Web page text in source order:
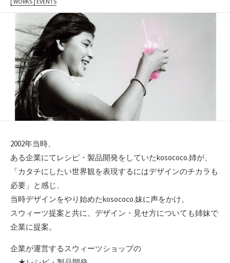
ー
2002年当時、
ある企業にてレシピ・製品開発をしていたkosococo.姉が、
「カタチにしたい世界観を表現するにはデザインのチカラも
必要」と感じ、
当時デザインをやり始めたkosococo.妹に声をかけ、
スウィーツ提案と共に、デザイン・見せ方についても姉妹で
企業に提案。
企業が運営するスウィーツショップの